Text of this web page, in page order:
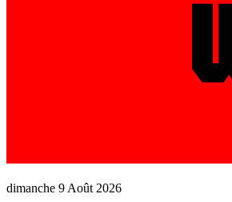
dimanche 9 Août 2026